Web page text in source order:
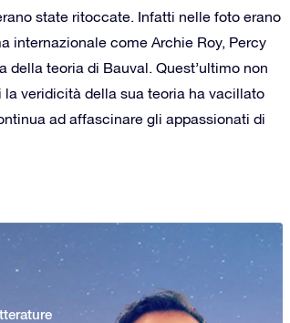
state ritoccate. Infatti nelle foto erano
internazionale come Archie Roy, Percy
della teoria di Bauval. Quest’ultimo non
veridicità della sua teoria ha vacillato
ad affascinare gli appassionati di